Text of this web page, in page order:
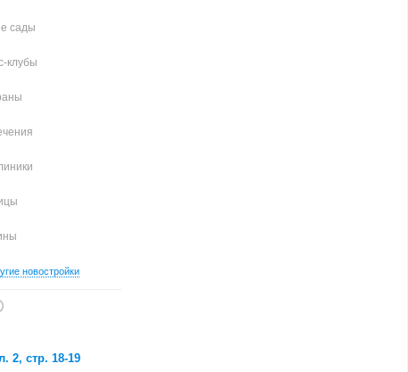
сады
клубы
новостройки
2, стр. 18-19